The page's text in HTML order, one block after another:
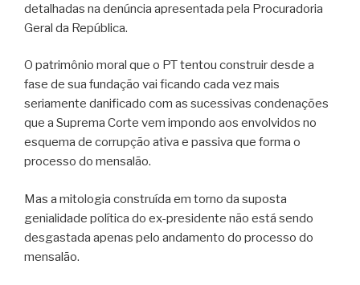
detalhadas na denúncia apresentada pela Procuradoria
Geral da República.
O patrimônio moral que o PT tentou construir desde a
fase de sua fundação vai ficando cada vez mais
seriamente danificado com as sucessivas condenações
que a Suprema Corte vem impondo aos envolvidos no
esquema de corrupção ativa e passiva que forma o
processo do mensalão.
Mas a mitologia construída em torno da suposta
genialidade política do ex-presidente não está sendo
desgastada apenas pelo andamento do processo do
mensalão.